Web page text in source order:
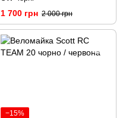
1 700 грн 2 000 грн
−15%